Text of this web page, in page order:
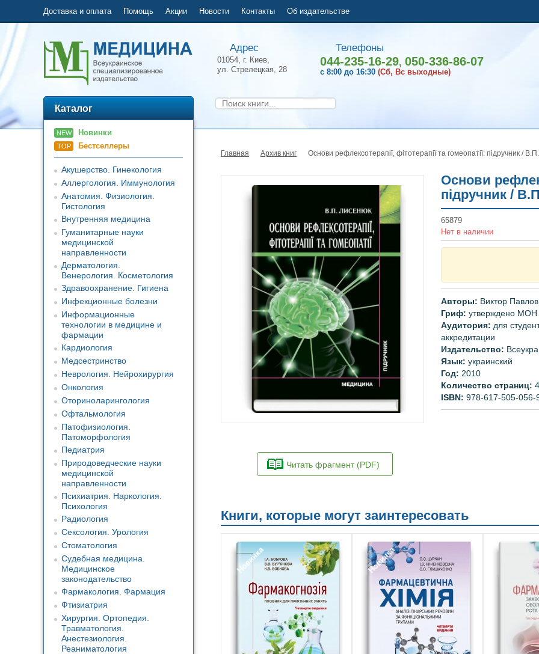
Доставка и оплата Помощь Акции Новости Контакты Об издательстве
Адрес
01054, г. Киев,
ул. Стрелецкая, 28
Телефоны
044-235-16-29,050-336-86-07
с 8:00 до 16:30 (Сб, Вс выходные)
Главная Архив книг Основи рефлексотерапії, фітотерапії та гомеопатії: підручник /
Читать фрагмент (PDF)
Основи
підручник /
65879
Нет в наличии
Авторы: Виктор
Гриф: утверждено МОН
Аудитория: для
аккредитации
Издательство:
Язык: украинский
Год: 2010
Количество страниц:
ISBN: 978-617-505-056-
Книги, которые могут заинтересовать
Новинка Новинка
Каталог
NEW Новинки
TOP Бестселлеры
Акушерство. Гинекология
Аллергология. Иммунология
Анатомия. Физиология.
Гистология
Внутренняя медицина
Гуманитарные науки
медицинской
направленности
Дерматология.
Венерология. Косметология
Здравоохранение. Гигиена
Инфекционные болезни
Информационные
технологии в медицине и
фармации
Кардиология
Медсестринство
Неврология. Нейрохирургия
Онкология
Оториноларингология
Офтальмология
Патофизиология.
Патоморфология
Педиатрия
Природоведческие науки
медицинской
направленности
Психиатрия. Наркология.
Психология
Радиология
Сексология. Урология
Стоматология
Судебная медицина.
Медицинское
законодательство
Фармакология. Фармация
Фтизиатрия
Хирургия. Ортопедия.
Травматология.
Анестезиология.
Реаниматология